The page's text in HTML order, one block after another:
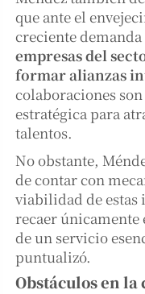
que ante el
creciente
empresas del
formar alianzas
colaboraciones
estratégica para
talentos.
No obstante,
de contar con
viabilidad de estas
recaer únicamente
de un servicio
puntualizó.
Obstáculos en